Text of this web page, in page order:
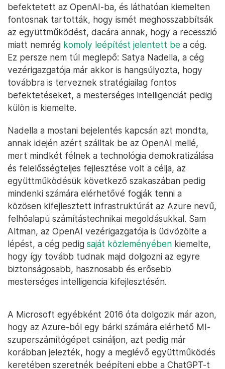
befektetett az OpenAI-ba, és láthatóan kiemelten
fontosnak tartották, hogy ismét meghosszabbítsák
az együttműködést, dacára annak, hogy a recesszió
miatt nemrég komoly leépítést jelentett be a cég.
Ez persze nem túl meglepő: Satya Nadella, a cég
vezérigazgatója már akkor is hangsúlyozta, hogy
továbbra is terveznek stratégiailag fontos
befektetéseket, a mesterséges intelligenciát pedig
külön is kiemelte.
Nadella a mostani bejelentés kapcsán azt mondta,
annak idején azért szálltak be az OpenAI mellé,
mert mindkét félnek a technológia demokratizálása
és felelősségteljes fejlesztése volt a célja, az
együttműködésük következő szakaszában pedig
mindenki számára elérhetővé fogják tenni a
közösen kifejlesztett infrastruktúrát az Azure nevű,
felhőalapú számítástechnikai megoldásukkal. Sam
Altman, az OpenAI vezérigazgatója is üdvözölte a
lépést, a cég pedig saját közleményében kiemelte,
hogy így tovább tudnak majd dolgozni az egyre
biztonságosabb, hasznosabb és erősebb
mesterséges intelligencia kifejlesztésén.
A Microsoft egyébként 2016 óta dolgozik már azon,
hogy az Azure-ból egy bárki számára elérhető MI-
szuperszámítógépet csináljon, azt pedig már
korábban jelezték, hogy a meglévő együttműködés
keretében szeretnék beépíteni ebbe a ChatGPT-t